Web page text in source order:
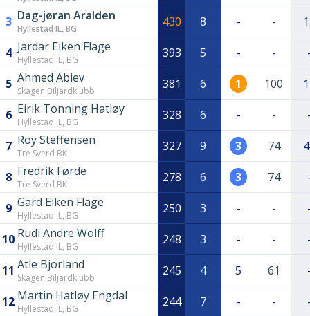
3 Dag-jøran Aralden
Hyllestad IL, BG 430 8 - -
4 Jardar Eiken Flage
Hyllestad IL, BG 393 5 - -
5 Ahmed Abiev
Skagen Biljardklubb 381 6 1 100
6 Eirik Tonning Hatløy
Hyllestad IL, BG 328 6 - -
7 Roy Steffensen
Tre Sverd BK 327 9 3 74
8 Fredrik Førde
Tre Sverd BK 278 6 3 74
9 Gard Eiken Flage
Hyllestad IL, BG 250 3 - -
10 Rudi Andre Wolff
Hyllestad IL, BG 248 3 - -
11 Atle Bjorland
Skagen Biljardklubb 245 4 5 61
12 Martin Hatløy Engdal
Hyllestad IL, BG 244 7 - -